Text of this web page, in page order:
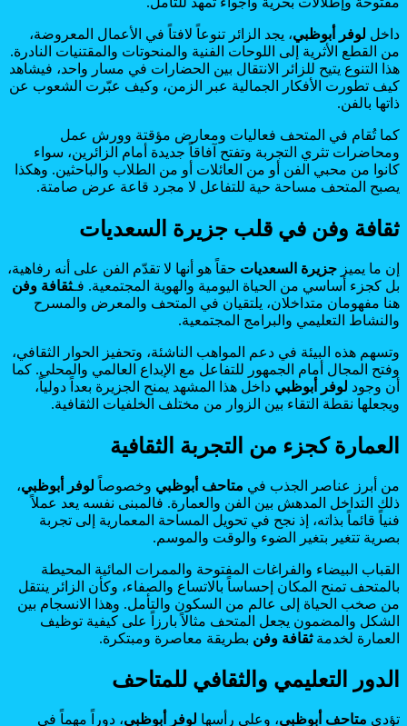
داخل لوفر أبوظبي، يجد الزائر تنوعاً لافتاً في الأعمال المعروضة،
من القطع الأثرية إلى اللوحات الفنية والمنحوتات والمقتنيات النادرة.
هذا التنوع يتيح للزائر الانتقال بين الحضارات في مسار واحد، فيشاهد
كيف تطورت الأفكار الجمالية عبر الزمن، وكيف عبّرت الشعوب عن
ذاتها بالفن.
كما تُقام في المتحف فعاليات ومعارض مؤقتة وورش عمل
ومحاضرات تثري التجربة وتفتح آفاقاً جديدة أمام الزائرين، سواء
كانوا من محبي الفن أو من العائلات أو من الطلاب والباحثين. وهكذا
يصبح المتحف مساحة حية للتفاعل لا مجرد قاعة عرض صامتة.
ثقافة وفن في قلب جزيرة السعديات
إن ما يميز جزيرة السعديات حقاً هو أنها لا تقدّم الفن على أنه رفاهية،
بل كجزء أساسي من الحياة اليومية والهوية المجتمعية. فـثقافة وفن
هنا مفهومان متداخلان، يلتقيان في المتحف والمعرض والمسرح
والنشاط التعليمي والبرامج المجتمعية.
وتسهم هذه البيئة في دعم المواهب الناشئة، وتحفيز الحوار الثقافي،
وفتح المجال أمام الجمهور للتفاعل مع الإبداع العالمي والمحلي. كما
أن وجود لوفر أبوظبي داخل هذا المشهد يمنح الجزيرة بعداً دولياً،
ويجعلها نقطة التقاء بين الزوار من مختلف الخلفيات الثقافية.
العمارة كجزء من التجربة الثقافية
من أبرز عناصر الجذب في متاحف أبوظبي وخصوصاً لوفر أبوظبي،
ذلك التداخل المدهش بين الفن والعمارة. فالمبنى نفسه يعد عملاً
فنياً قائماً بذاته، إذ نجح في تحويل المساحة المعمارية إلى تجربة
بصرية تتغير بتغير الضوء والوقت والموسم.
القباب البيضاء والفراغات المفتوحة والممرات المائية المحيطة
بالمتحف تمنح المكان إحساساً بالاتساع والصفاء، وكأن الزائر ينتقل
من صخب الحياة إلى عالم من السكون والتأمل. وهذا الانسجام بين
الشكل والمضمون يجعل المتحف مثالاً بارزاً على كيفية توظيف
العمارة لخدمةثقافة وفن بطريقة معاصرة ومبتكرة.
الدور التعليمي والثقافي للمتاحف
تؤدي متاحف أبوظبي، وعلى رأسها لوفر أبوظبي، دوراً مهماً في